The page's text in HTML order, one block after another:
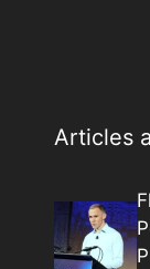
Articles